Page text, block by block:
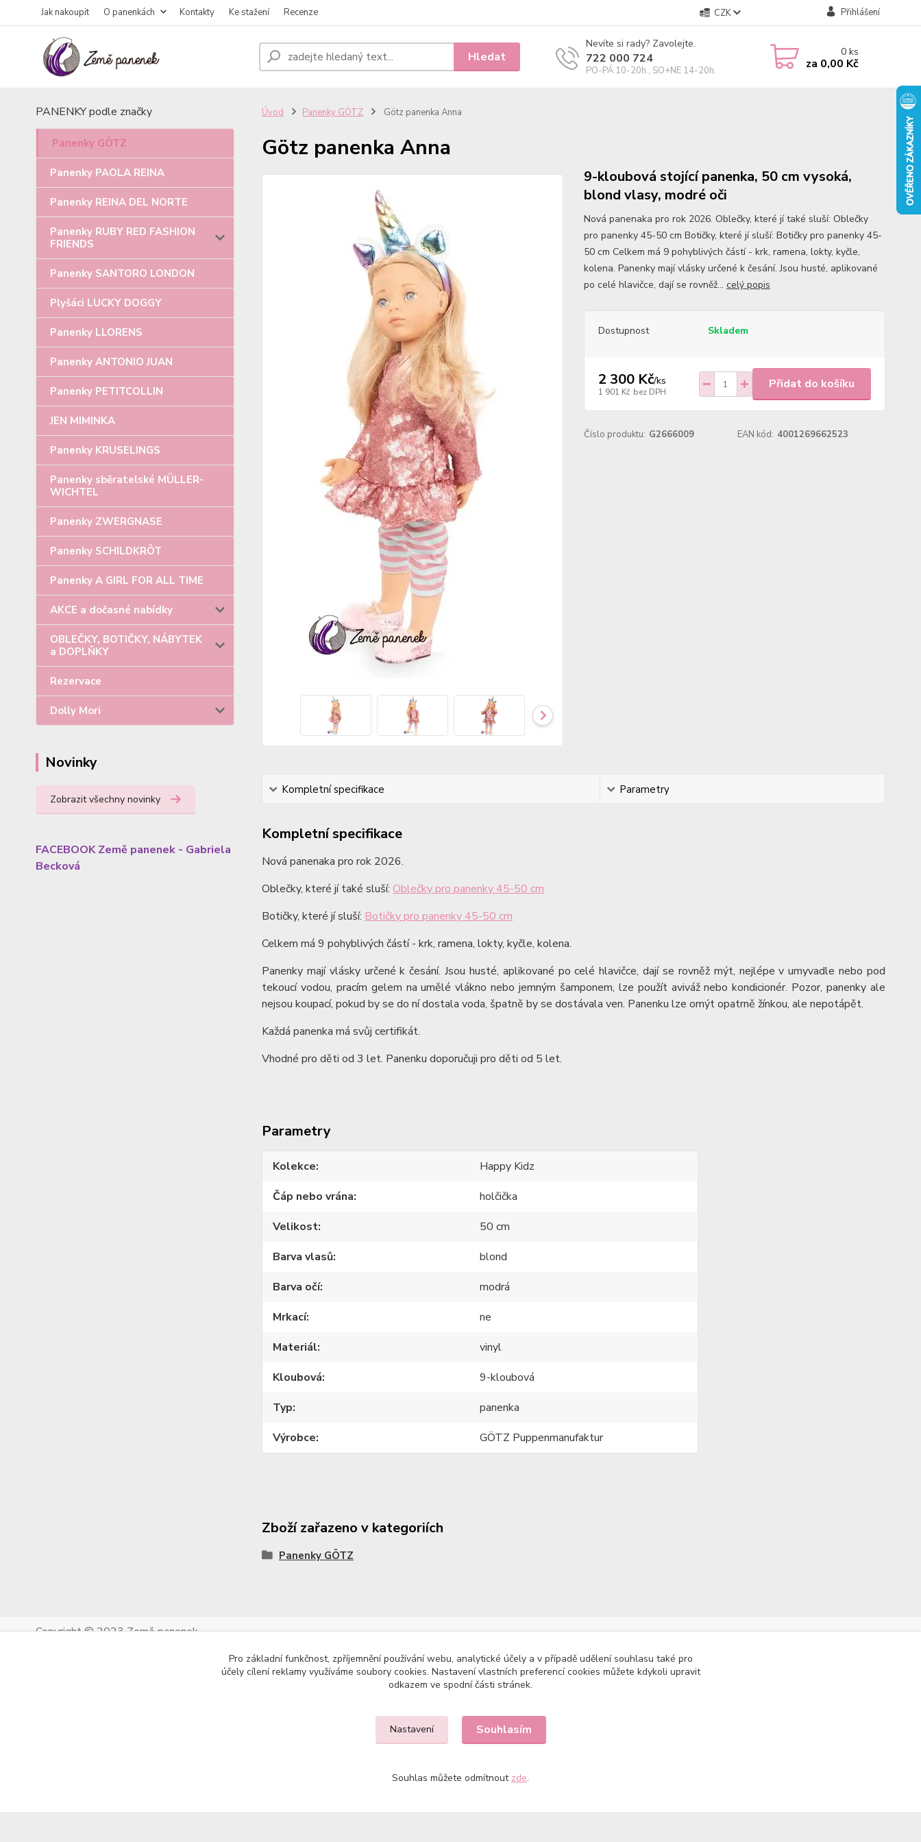
Jak nakoupit O panenkách Kontakty Ke stažení Recenze CZK Přihlášení
Hledat
Nevíte si rady? Zavolejte.
722 000 724
PO-PÁ 10-20h., SO+NE 14-20h.
0ks
za 0,00 Kč
PANENKY podle značky
Panenky GÖTZ
Panenky PAOLA REINA
Panenky REINA DEL NORTE
Panenky RUBY RED FASHION
FRIENDS
Panenky SANTORO LONDON
Plyšáci LUCKY DOGGY
Panenky LLORENS
Panenky ANTONIO JUAN
Panenky PETITCOLLIN
JEN MIMINKA
Panenky KRUSELINGS
Panenky sběratelské MÜLLER-
WICHTEL
Panenky ZWERGNASE
Panenky SCHILDKRÖT
Panenky A GIRL FOR ALL TIME
AKCE a dočasné nabídky
OBLEČKY, BOTIČKY, NÁBYTEK
a DOPLŇKY
Rezervace
Dolly Mori
Novinky
Zobrazit všechny novinky
FACEBOOK Země panenek - Gabriela
Becková
Úvod Panenky GÖTZ Götz panenka Anna
Götz panenka Anna
9-kloubová stojící panenka, 50 cm vysoká,
blond vlasy, modré oči
Nová panenaka pro rok 2026. Oblečky, které jí také sluší: Oblečky
pro panenky 45-50 cm Botičky, které jí sluší: Botičky pro panenky 45-
50 cm Celkem má 9 pohyblivých částí - krk, ramena, lokty, kyčle,
kolena. Panenky mají vlásky určené k česání. Jsou husté, aplikované
po celé hlavičce, dají se rovněž... celý popis
Dostupnost Skladem
2 300 Kč/ks
1 901 Kč bez DPH
Přidat do košíku
Číslo produktu: G2666009 EAN kód: 4001269662523
Kompletní specifikace Parametry
Kompletní specifikace
Nová panenaka pro rok 2026.
Oblečky, které jí také sluší: Oblečky pro panenky 45-50 cm
Botičky, které jí sluší: Botičky pro panenky 45-50 cm
Celkem má 9 pohyblivých částí - krk, ramena, lokty, kyčle, kolena.
Panenky mají vlásky určené k česání. Jsou husté, aplikované po celé hlavičce, dají se rovněž mýt, nejlépe v umyvadle nebo pod
tekoucí vodou, pracím gelem na umělé vlákno nebo jemným šamponem, lze použít aviváž nebo kondicionér. Pozor, panenky ale
nejsou koupací, pokud by se do ní dostala voda, špatně by se dostávala ven. Panenku lze omýt opatrně žínkou, ale nepotápět.
Každá panenka má svůj certifikát.
Vhodné pro děti od 3 let. Panenku doporučuji pro děti od 5 let.
Parametry
Kolekce
Happy Kidz
Čáp nebo vrána
holčička
Velikost
50 cm
Barva vlasů
blond
Barva očí
modrá
Mrkací
ne
Materiál
vinyl
Kloubová
9-kloubová
Typ
panenka
Výrobce
GÖTZ Puppenmanufaktur
Zboží zařazeno v kategoriích
Panenky GÖTZ
Copyright © 2023 Země panenek
Pro základní funkčnost, zpříjemnění používání webu, analytické účely a v případě udělení souhlasu také pro
účely cílení reklamy využíváme soubory cookies. Nastavení vlastních preferencí cookies můžete kdykoli upravit
odkazem ve spodní části stránek.
Nastavení Souhlasím
Souhlas můžete odmítnout zde.